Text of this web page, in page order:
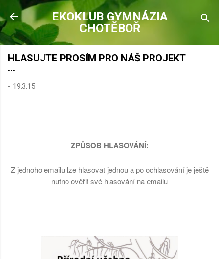
Přeskočit na hlavní obsah
EKOKLUB GYMNÁZIA
CHOTĚBOŘ
HLASUJTE PROSÍM PRO NÁŠ PROJEKT
...
- 19.3.15
ZPŮSOB HLASOVÁNÍ:
Z jednoho emailu lze hlasovat jednou a po odhlasování je ještě
nutno ověřit své hlasování na emailu